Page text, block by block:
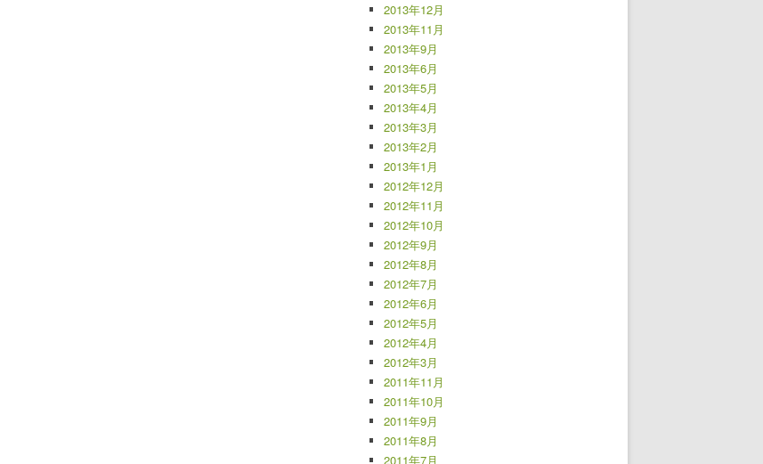
2013年12月
2013年11月
2013年9月
2013年6月
2013年5月
2013年4月
2013年3月
2013年2月
2013年1月
2012年12月
2012年11月
2012年10月
2012年9月
2012年8月
2012年7月
2012年6月
2012年5月
2012年4月
2012年3月
2011年11月
2011年10月
2011年9月
2011年8月
2011年7月